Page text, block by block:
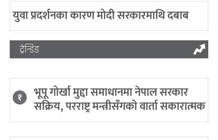
युवा प्रदर्शनका कारण मोदी सरकारमाथि दबाब
ट्रेन्डिङ
१ भूपू गोर्खा मुद्दा समाधानमा नेपाल सरकार
सक्रिय, परराष्ट्र मन्त्रीसँगको वार्ता सकारात्मक